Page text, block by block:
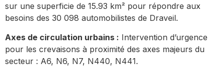
sur une superficie de 15.93 km² pour répondre aux
besoins des 30 098 automobilistes de Draveil.
Axes de circulation urbains : Intervention d’urgence
pour les crevaisons à proximité des axes majeurs du
secteur : A6, N6, N7, N440, N441.